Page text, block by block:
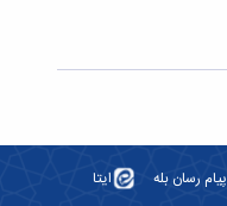
پیام رسان بله ایتا